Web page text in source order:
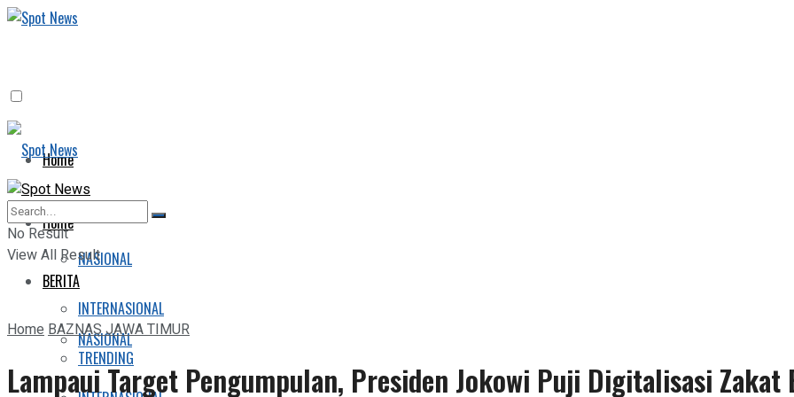
Home
BERITA
NASIONAL
INTERNASIONAL
TRENDING
Home
BERITA
NASIONAL
No Result
View All Result
HomeBAZNAS JAWA TIMUR
Lampaui Target Pengumpulan, Presiden Jokowi Puji Digitalisasi Zakat